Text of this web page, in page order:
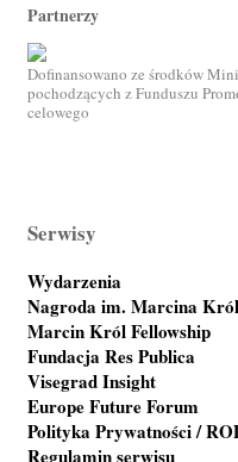
Partnerzy
Dofinansowano ze środków
pochodzących z Funduszu
celowego
Serwisy
Wydarzenia
Nagroda im. Marcina
Marcin Król Fellowship
Fundacja Res Publica
Visegrad Insight
Europe Future Forum
Polityka Prywatności /
Regulamin serwisu